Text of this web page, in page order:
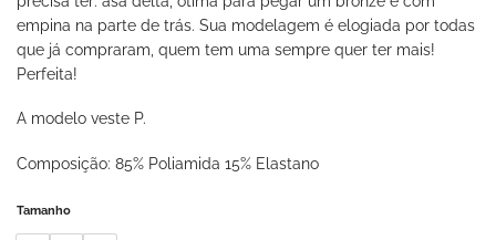
empina na parte de trás. Sua modelagem é elogiada por todas
que já compraram, quem tem uma sempre quer ter mais!
Perfeita!
A modelo veste P.
Composição: 85% Poliamida 15% Elastano
Tamanho